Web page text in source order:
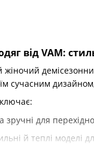
від VAM:
сучасним
зручні для
й теплі моделі